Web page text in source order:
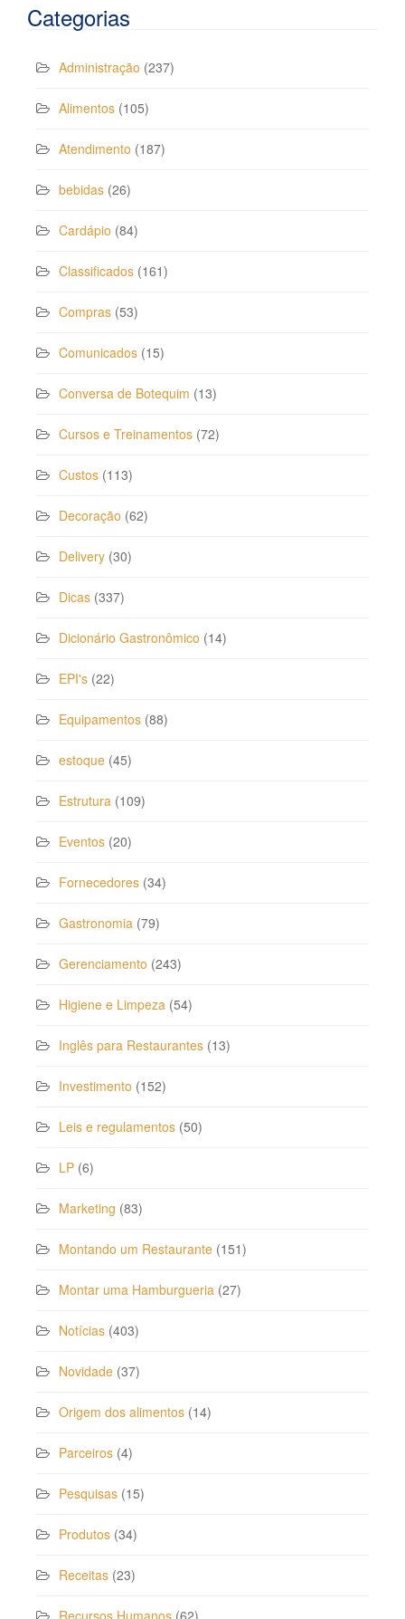
Categorias
Administração (237)
Alimentos (105)
Atendimento (187)
bebidas (26)
Cardápio (84)
Classificados (161)
Compras (53)
Comunicados (15)
Conversa de Botequim (13)
Cursos e Treinamentos (72)
Custos (113)
Decoração (62)
Delivery (30)
Dicas (337)
Dicionário Gastronômico (14)
EPI's (22)
Equipamentos (88)
estoque (45)
Estrutura (109)
Eventos (20)
Fornecedores (34)
Gastronomia (79)
Gerenciamento (243)
Higiene e Limpeza (54)
Inglês para Restaurantes (13)
Investimento (152)
Leis e regulamentos (50)
LP (6)
Marketing (83)
Montando um Restaurante (151)
Montar uma Hamburgueria (27)
Notícias (403)
Novidade (37)
Origem dos alimentos (14)
Parceiros (4)
Pesquisas (15)
Produtos (34)
Receitas (23)
Recursos Humanos (62)